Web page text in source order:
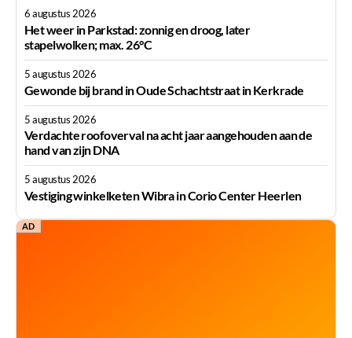
6 augustus 2026
Het weer in Parkstad: zonnig en droog, later
stapelwolken; max. 26°C
5 augustus 2026
Gewonde bij brand in Oude Schachtstraat in Kerkrade
5 augustus 2026
Verdachte roofoverval na acht jaar aangehouden aan de
hand van zijn DNA
5 augustus 2026
Vestiging winkelketen Wibra in Corio Center Heerlen
AD